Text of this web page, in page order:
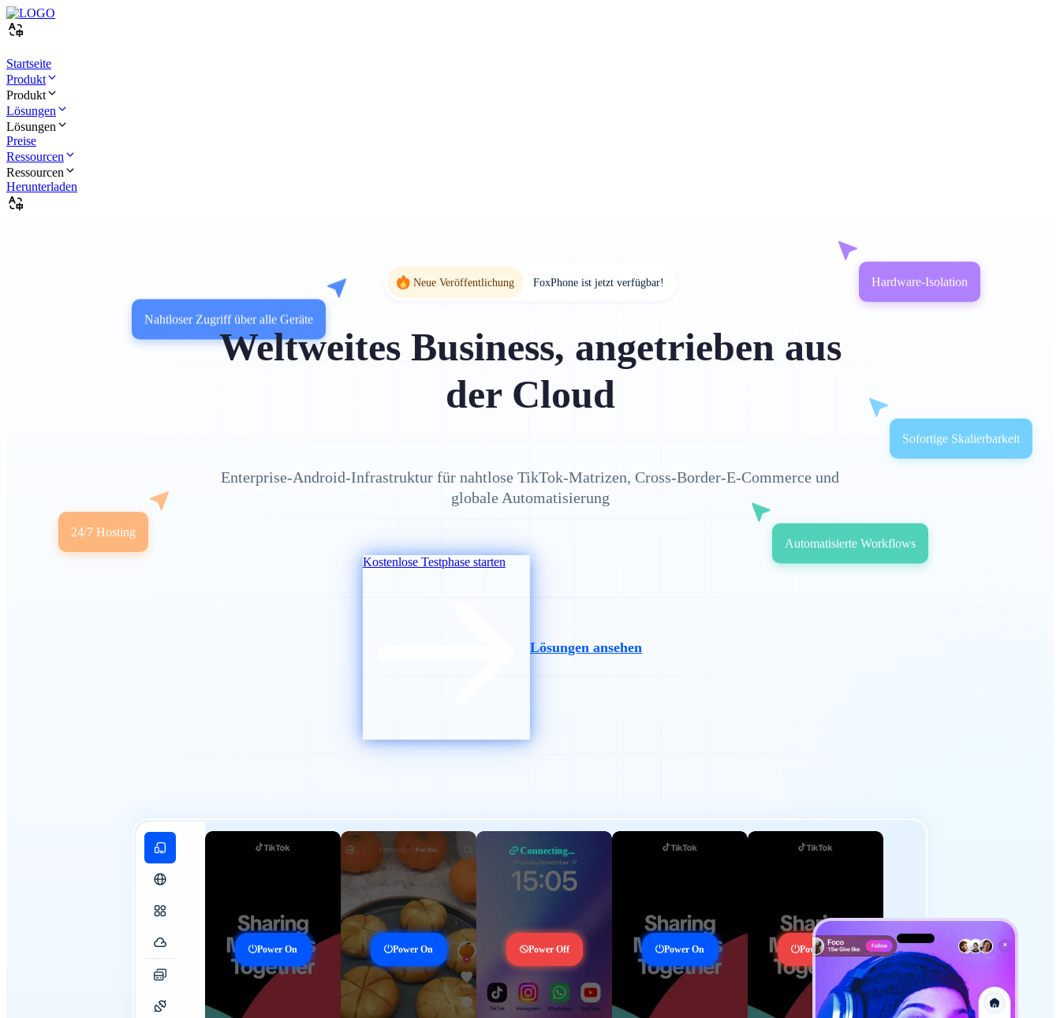
Startseite
Produkt
Produkt
Lösungen
Lösungen
Preise
Ressourcen
Ressourcen
Herunterladen
Neue Veröffentlichung FoxPhone ist jetzt verfügbar!
Weltweites Business, angetrieben aus
der Cloud
Enterprise-Android-Infrastruktur für nahtlose TikTok-Matrizen, Cross-Border-E-Commerce und
globale Automatisierung
Kostenlose Testphase starten
Lösungen ansehen
Power On Power On
Connecting...
Power Off Power On Power On
Nahtloser Zugriff über alle Geräte
24/7 Hosting Automatisierte Workflows
Hardware-Isolation
Sofortige Skalierbarkeit